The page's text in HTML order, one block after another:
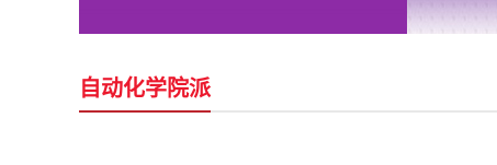
自动化学院派